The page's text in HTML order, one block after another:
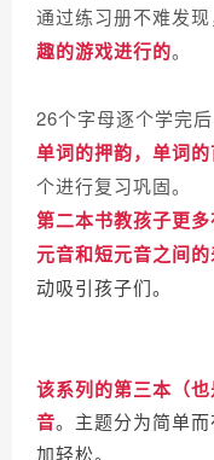
通过练习册不难发
趣的游戏进行的。
26个字母逐个学完后
单词的押韵，单词
个进行复习巩固。
第二本书教孩子更
元音和短元音之间
动吸引孩子们。
该系列的第三本（
音。主题分为简单
加轻松。